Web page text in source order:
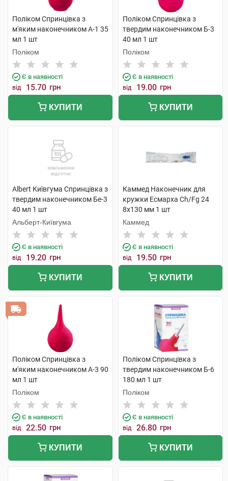
Поліком Спринцівка з
м'яким наконечником А-1 35
мл 1 шт
Поліком
Є в наявності
від 15.70 грн
КУПИТИ
Поліком Спринцівка з
твердим наконечником Б-3
40 мл 1 шт
Поліком
Є в наявності
від 19.00 грн
КУПИТИ
Albert Київгума Спринцівка з
твердим наконечником Бе-3
40 мл 1 шт
Альберт-Київгума
Є в наявності
від 19.20 грн
КУПИТИ
Каммед Наконечник для
кружки Есмарха Ch/Fg 24
8x130 мм 1 шт
Каммед
Є в наявності
від 19.50 грн
КУПИТИ
Поліком Спринцівка з
м'яким наконечником А-3 90
мл 1 шт
Поліком
Є в наявності
від 22.50 грн
КУПИТИ
Поліком Спринцівка з
твердим наконечником Б-6
180 мл 1 шт
Поліком
Є в наявності
від 26.80 грн
КУПИТИ